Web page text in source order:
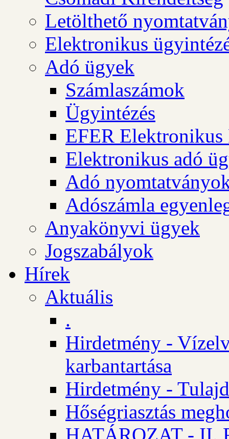
Letölthető
Elektronikus
Adó ügyek
Számlaszámok
Ügyintézés
EFER Elektronikus
Elektronikus adó
Adó
Adószámla
Anyakönyvi ügyek
Jogszabályok
Hírek
Aktuális
.
Hirdetmény -
karbantartása
Hirdetmény -
Hőségriasztás